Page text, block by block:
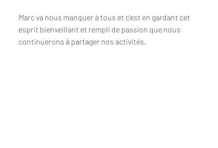
Marc va nous manquer à tous et c'est en gardant cet
esprit bienveillant et rempli de passion que nous
continuerons à partager nos activités.